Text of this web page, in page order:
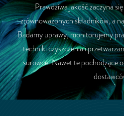
Prawdziwa jakość zaczyna
zrównoważonych składników, a
Badamy uprawy, monitorujemy
techniki czyszczenia i
surowce. Nawet te pochodzące